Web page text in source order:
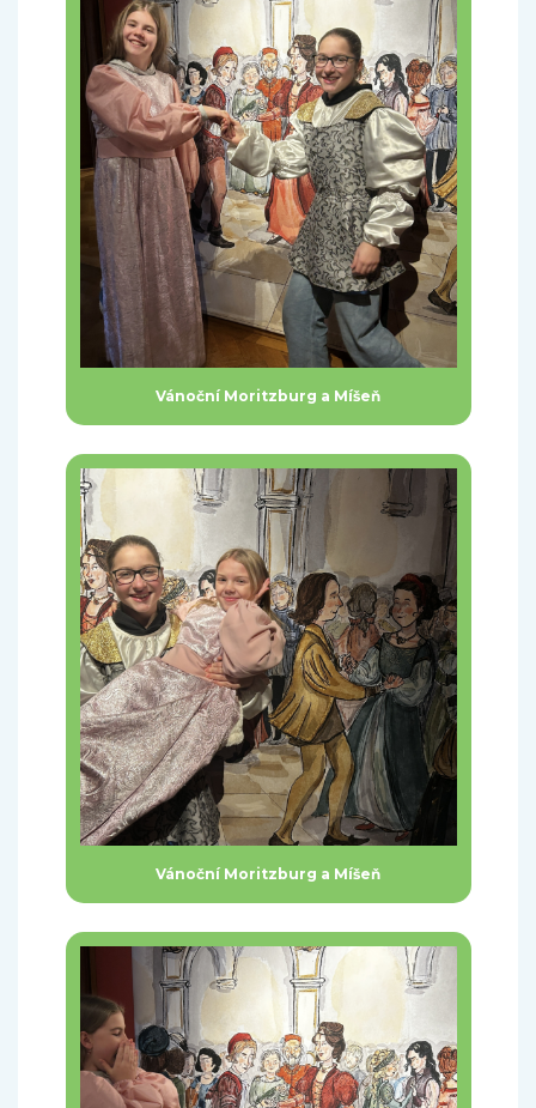
Vánoční Moritzburg a Míšeň
Vánoční Moritzburg a Míšeň